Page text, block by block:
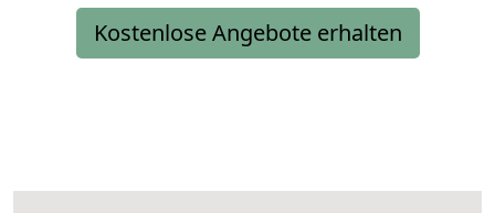
Kostenlose Angebote erhalten